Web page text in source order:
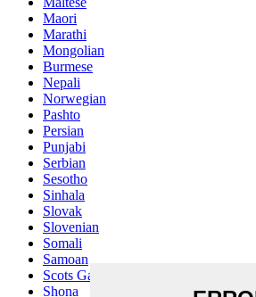
Maori
Marathi
Mongolian
Burmese
Nepali
Norwegian
Pashto
Persian
Punjabi
Serbian
Sesotho
Sinhala
Slovak
Slovenian
Somali
Samoan
Scots Gaelic
Shona